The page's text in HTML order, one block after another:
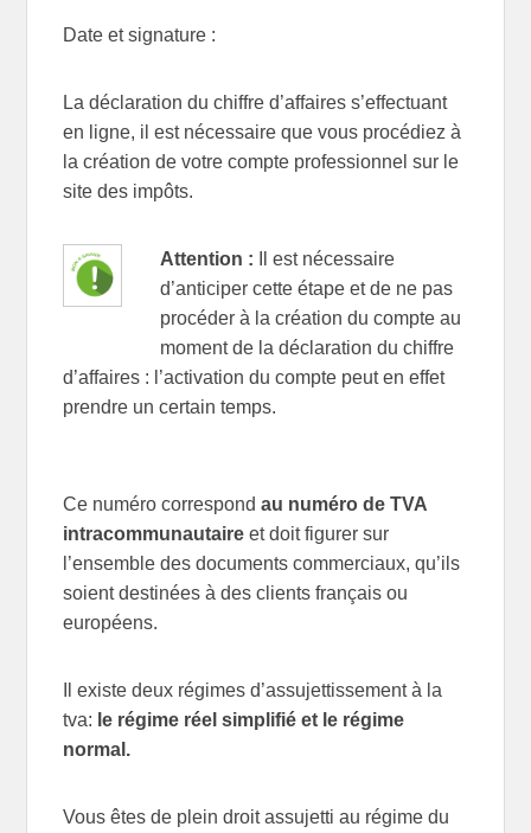
Date et signature :
La déclaration du chiffre d’affaires s’effectuant
en ligne, il est nécessaire que vous procédiez à
la création de votre compte professionnel sur le
site des impôts.
Attention : Il est nécessaire
d’anticiper cette étape et de ne pas
procéder à la création du compte au
moment de la déclaration du chiffre
d’affaires : l’activation du compte peut en effet
prendre un certain temps.
Ce numéro correspondau numéro de TVA
intracommunautaire et doit figurer sur
l’ensemble des documents commerciaux, qu’ils
soient destinées à des clients français ou
européens.
Il existe deux régimes d’assujettissement à la
tva: le régime réel simplifié et le régime
normal.
Vous êtes de plein droit assujetti au régime du